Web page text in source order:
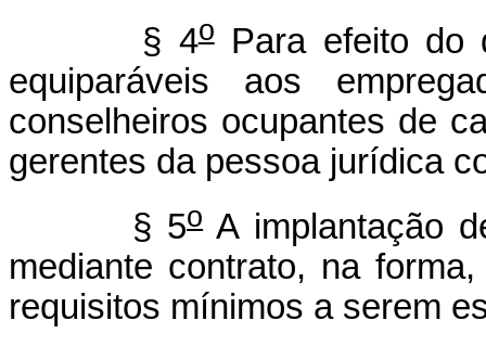
§ 4oPara efeito do
equiparáveis aos
conselheiros ocupantes de
gerentes da pessoa jurídica
§ 5oA implantação
mediante contrato, na
requisitos mínimos a serem